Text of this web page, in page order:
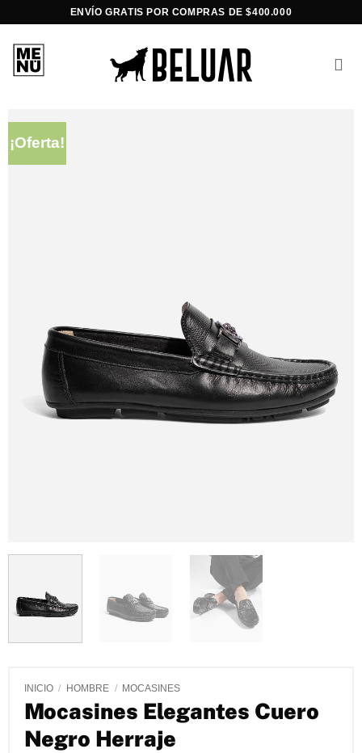
contenido
ENVÍO GRATIS POR COMPRAS DE $400.000
¡Oferta!
INICIO / HOMBRE / MOCASINES
Mocasines Elegantes Cuero
Negro Herraje